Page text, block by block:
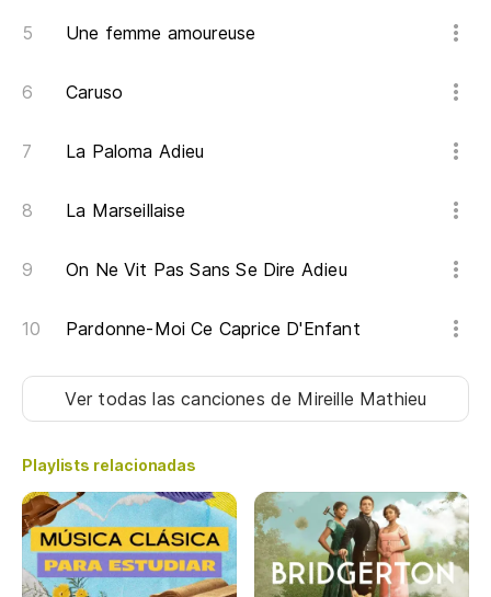
Une femme amoureuse
Caruso
La Paloma Adieu
La Marseillaise
On Ne Vit Pas Sans Se Dire Adieu
Pardonne-Moi Ce Caprice D'Enfant
Ver todas las canciones de Mireille Mathieu
Playlists relacionadas